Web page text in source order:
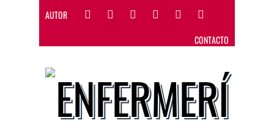
AUTOR
CONTACTO